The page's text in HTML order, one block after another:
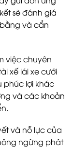
sẽ đánh giá
và cẩn
việc chuyên
xế lái xe cưới
phúc lợi khác
và các khoản
và nỗ lực của
ngừng phát